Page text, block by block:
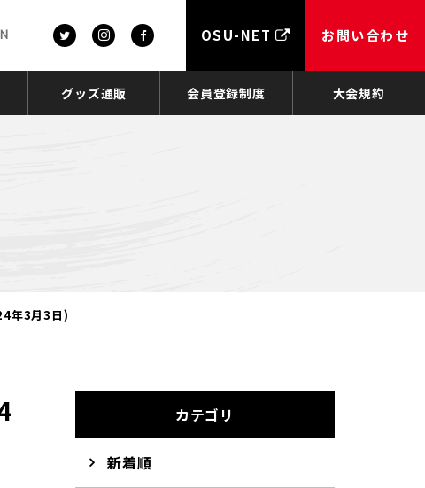
OSU-NET お問い合わせ
グッズ通販 会員登録制度 大会規約
年3月3日)
カテゴリ
新着順